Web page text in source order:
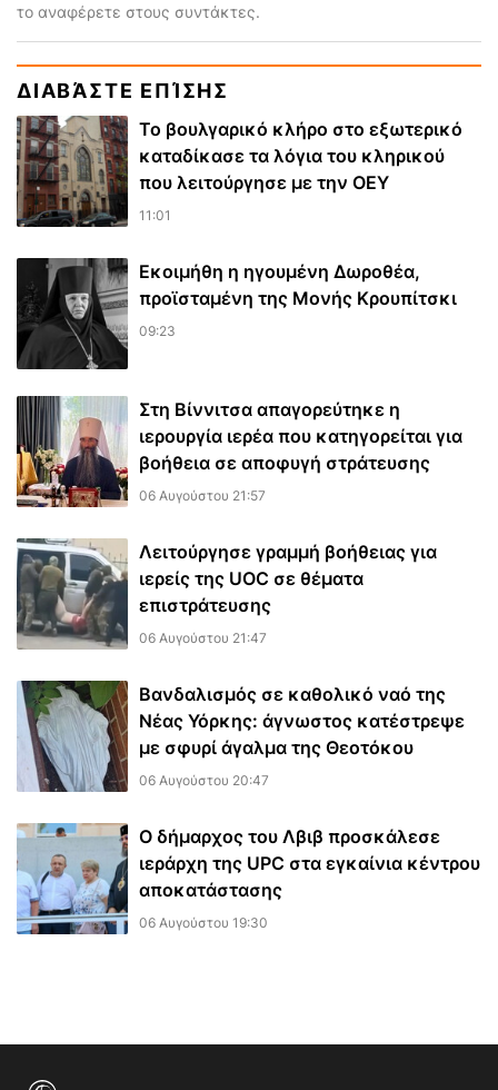
το αναφέρετε στους συντάκτες.
ΔΙΑΒΆΣΤΕ ΕΠΊΣΗΣ
Το βουλγαρικό κλήρο στο εξωτερικό
καταδίκασε τα λόγια του κληρικού
που λειτούργησε με την ΟΕΥ
11:01
Εκοιμήθη η ηγουμένη Δωροθέα,
προϊσταμένη της Μονής Κρουπίτσκι
09:23
Στη Βίννιτσα απαγορεύτηκε η
ιερουργία ιερέα που κατηγορείται για
βοήθεια σε αποφυγή στράτευσης
06 Αυγούστου 21:57
Λειτούργησε γραμμή βοήθειας για
ιερείς της UOC σε θέματα
επιστράτευσης
06 Αυγούστου 21:47
Βανδαλισμός σε καθολικό ναό της
Νέας Υόρκης: άγνωστος κατέστρεψε
με σφυρί άγαλμα της Θεοτόκου
06 Αυγούστου 20:47
Ο δήμαρχος του Λβιβ προσκάλεσε
ιεράρχη της UPC στα εγκαίνια κέντρου
αποκατάστασης
06 Αυγούστου 19:30